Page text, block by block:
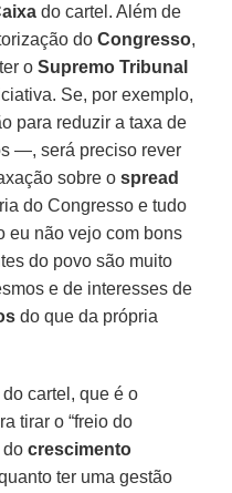
do cartel. Além de
doCongresso,
oSupremo Tribunal
Se, por exemplo,
para reduzir a taxa de
—, será preciso rever
sobre ospread
do Congresso e tudo
eu não vejo com bons
do povo são muito
e de interesses de
do que da própria
cartel, que é o
tirar o “freio do
docrescimento
ter uma gestão